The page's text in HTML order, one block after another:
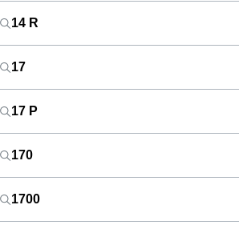
14 R
17
17 P
170
1700